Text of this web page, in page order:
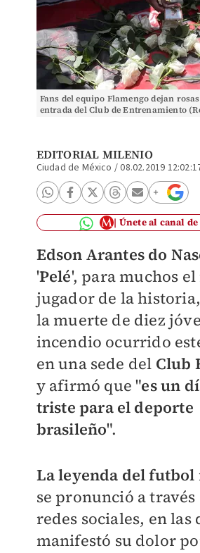
Fans del equipo Flamengo dejan
entrada del Club de Entrenamiento
EDITORIAL MILENIO
Ciudad de México /08.02.2019
Únete al canal
Edson Arantes do
'Pelé', para muchos
jugador de la
la muerte de diez
incendio ocurrido
en una sede del Club
y afirmó que "es un
triste para el deporte
brasileño".
La leyenda del futbol
se pronunció a través
redes sociales, en las
manifestó su dolor